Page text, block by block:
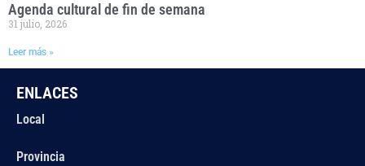
Agenda cultural de fin de semana
31 julio, 2026
Leer más »
ENLACES
Local
Provincia